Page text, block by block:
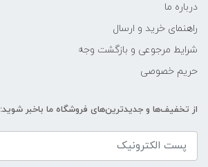
درباره ما
راهنمای خرید و ارسال
شرایط مرجوعی و بازگشت وجه
حریم خصوصی
از تخفیف‌ها و جدیدترین‌های فروشگاه ما باخبر شوید: